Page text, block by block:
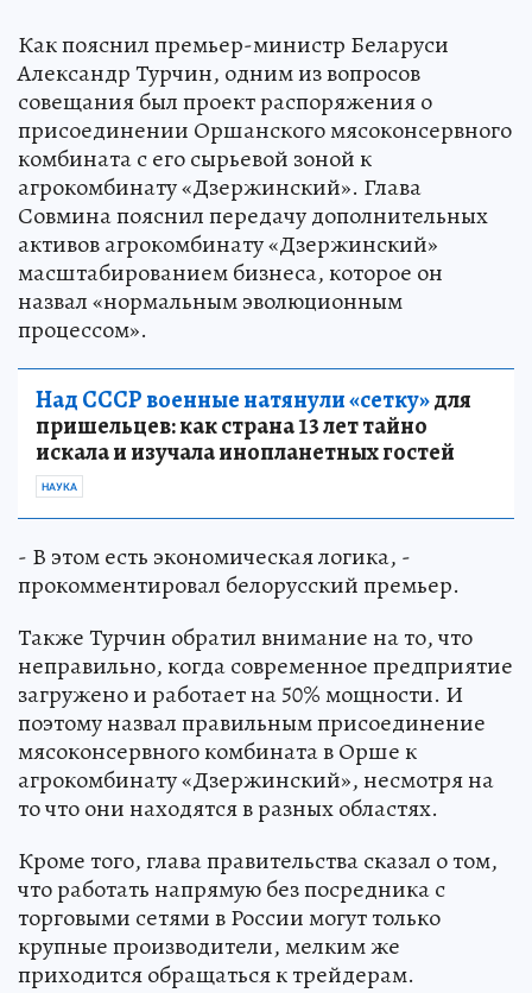
Как пояснил премьер-министр Беларуси
Александр Турчин, одним из вопросов
совещания был проект распоряжения о
присоединении Оршанского мясоконсервного
комбината с его сырьевой зоной к
агрокомбинату «Дзержинский». Глава
Совмина пояснил передачу дополнительных
активов агрокомбинату «Дзержинский»
масштабированием бизнеса, которое он
назвал «нормальным эволюционным
процессом».
Над СССР военные натянули «сетку»для
пришельцев: как страна 13 лет тайно
искала и изучала инопланетных гостей
НАУКА
- В этом есть экономическая логика, -
прокомментировал белорусский премьер.
Также Турчин обратил внимание на то, что
неправильно, когда современное предприятие
загружено и работает на 50% мощности. И
поэтому назвал правильным присоединение
мясоконсервного комбината в Орше к
агрокомбинату «Дзержинский», несмотря на
то что они находятся в разных областях.
Кроме того, глава правительства сказал о том,
что работать напрямую без посредника с
торговыми сетями в России могут только
крупные производители, мелким же
приходится обращаться к трейдерам.